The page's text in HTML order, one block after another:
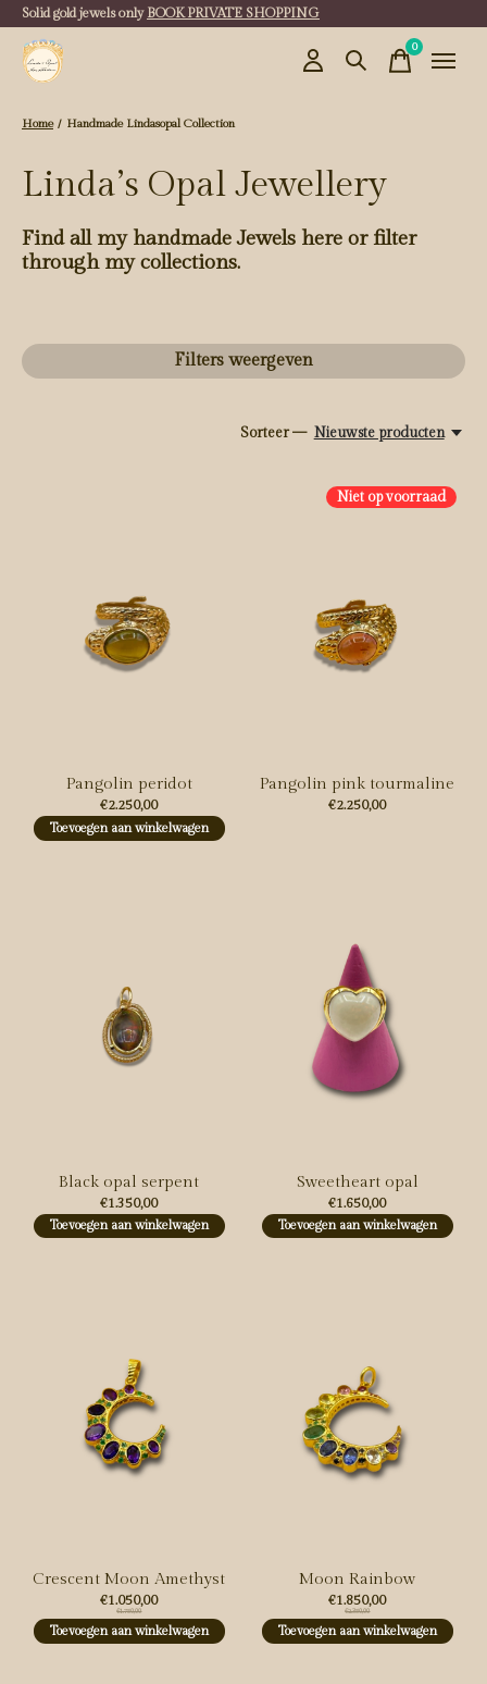
Solid gold jewels only BOOK PRIVATE SHOPPING
0items
Home / Handmade Lindasopal Collection
Linda’s Opal Jewellery
Find all my handmade Jewels here or filter
through my collections.
Filters weergeven
Sorteer — Nieuwste producten
Pangolin peridot
€2.250,00
Toevoegen aan winkelwagen
Niet op voorraad
Pangolin pink tourmaline
€2.250,00
Black opal serpent
€1.350,00
Toevoegen aan winkelwagen
Sweetheart opal
€1.650,00
Toevoegen aan winkelwagen
Crescent Moon Amethyst
€1.050,00
€1.750,00
Toevoegen aan winkelwagen
Moon Rainbow
€1.850,00
€2.350,00
Toevoegen aan winkelwagen